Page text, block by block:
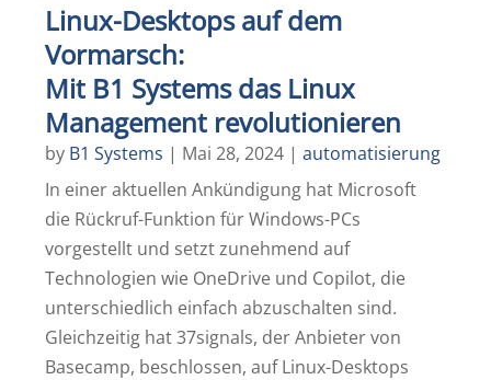
Linux-Desktops auf dem
Vormarsch:
Mit B1 Systems das Linux
Management revolutionieren
by B1 Systems | Mai 28, 2024 |automatisierung
In einer aktuellen Ankündigung hat Microsoft
die Rückruf-Funktion für Windows-PCs
vorgestellt und setzt zunehmend auf
Technologien wie OneDrive und Copilot, die
unterschiedlich einfach abzuschalten sind.
Gleichzeitig hat 37signals, der Anbieter von
Basecamp, beschlossen, auf Linux-Desktops